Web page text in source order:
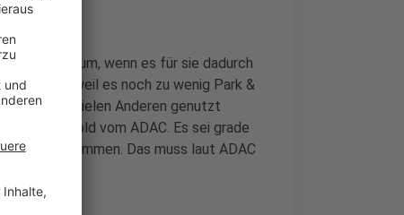
Zug um, wenn es für sie dadurch
einen, weil es noch zu wenig Park &
von vielen Anderen genutzt
Suthold vom ADAC. Es sei grade
zu bekommen. Das muss laut ADAC